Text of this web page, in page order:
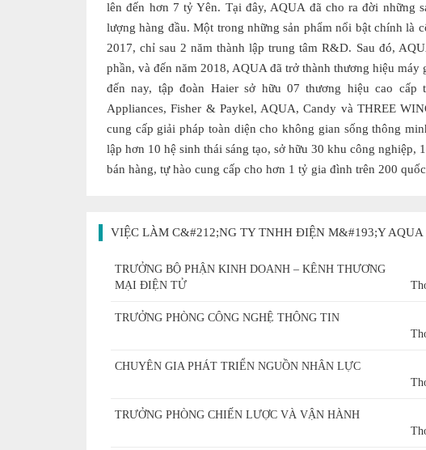
lên đến hơn 7 tỷ Yên. Tại đây, AQUA đã cho ra đời những
lượng hàng đầu. Một trong những sản phẩm nổi bật chính là
2017, chỉ sau 2 năm thành lập trung tâm R&D. Sau đó,
phần, và đến năm 2018, AQUA đã trở thành thương hiệu
đến nay, tập đoàn Haier sở hữu 07 thương hiệu cao cấp
Appliances, Fisher & Paykel, AQUA, Candy và THREE
cung cấp giải pháp toàn diện cho không gian sống thông
lập hơn 10 hệ sinh thái sáng tạo, sở hữu 30 khu công nghiệp,
bán hàng, tự hào cung cấp cho hơn 1 tỷ gia đình trên 200
VIỆC LÀM C&#212;NG TY TNHH ĐIỆN M&#193;Y
TRƯỞNG BỘ PHẬN KINH DOANH – KÊNH THƯƠNG
MẠI ĐIỆN TỬ
TRƯỞNG PHÒNG CÔNG NGHỆ THÔNG TIN
CHUYÊN GIA PHÁT TRIỂN NGUỒN NHÂN LỰC
TRƯỞNG PHÒNG CHIẾN LƯỢC VÀ VẬN HÀNH